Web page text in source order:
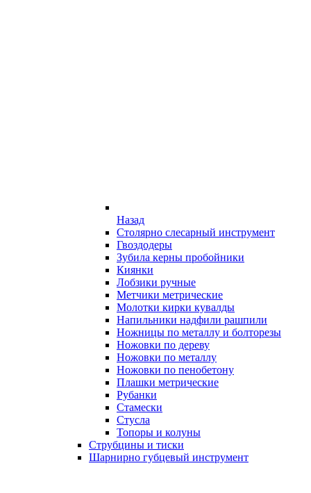
Назад
Столярно слесарный инструмент
Гвоздодеры
Зубила керны пробойники
Киянки
Лобзики ручные
Метчики метрические
Молотки кирки кувалды
Напильники надфили рашпили
Ножницы по металлу и болторезы
Ножовки по дереву
Ножовки по металлу
Ножовки по пенобетону
Плашки метрические
Рубанки
Стамески
Стусла
Топоры и колуны
Струбцины и тиски
Шарнирно губцевый инструмент